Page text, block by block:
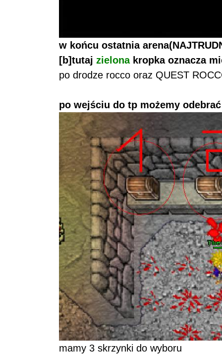
w końcu ostatnia
[b]tutaj zielona kropka oznacza
po drodze rocco oraz QUEST
po wejściu do tp możemy
mamy 3 skrzynki do wyboru